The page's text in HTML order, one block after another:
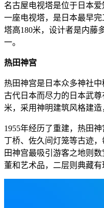
名古屋电视塔是位于日本
一座电视塔，是日本最早
塔高180米，设计者是内藤
一。
热田神宫
热田神宫是日本众多神社
古代日本而尽力的日本武
米，采用神明建筑风格建造
1955年经历了重建，热田
丁桥、佐久间灯笼等古迹
田神宫最吸引游客之地则
董和艺术品，二层则典藏有